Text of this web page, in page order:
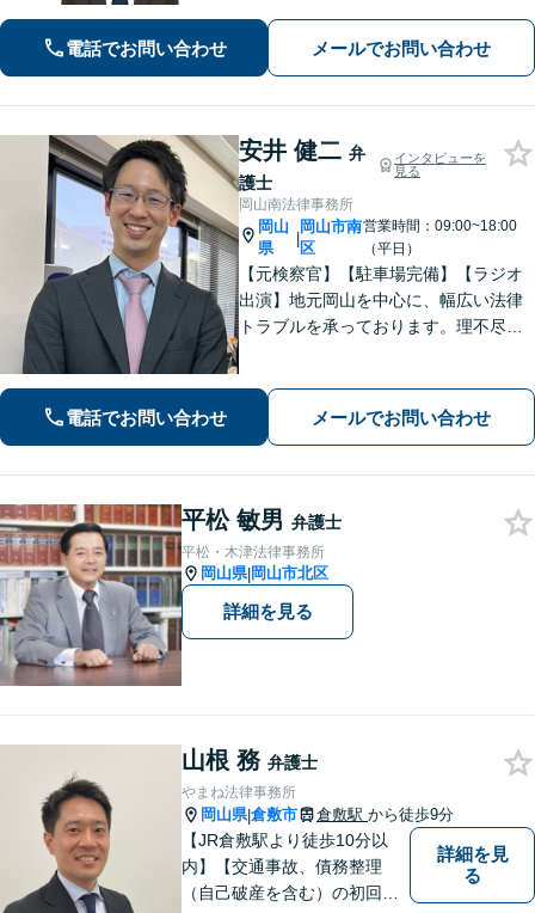
電話でお問い合わせ メールでお問い合わせ
安井 健二 弁
護士
インタビューを
見る
岡山南法律事務所
岡山
県
|
岡山市南
区
営業時間：09:00~18:00
（平日）
【元検察官】【駐車場完備】【ラジオ
出演】地元岡山を中心に、幅広い法律
トラブルを承っております。理不尽な
ートいたします。お困りの方はお早め
にご相談ください【WEB面談｜夜間面
電話でお問い合わせ メールでお問い合わせ
平松 敏男 弁護士
平松・木津法律事務所
岡山県|岡山市北区
詳細を見る
山根 務 弁護士
やまね法律事務所
岡山県|倉敷市 倉敷駅 から徒歩9分
【JR倉敷駅より徒歩10分以
内】【交通事故、債務整理
（自己破産を含む）の初回相
詳細を見
る